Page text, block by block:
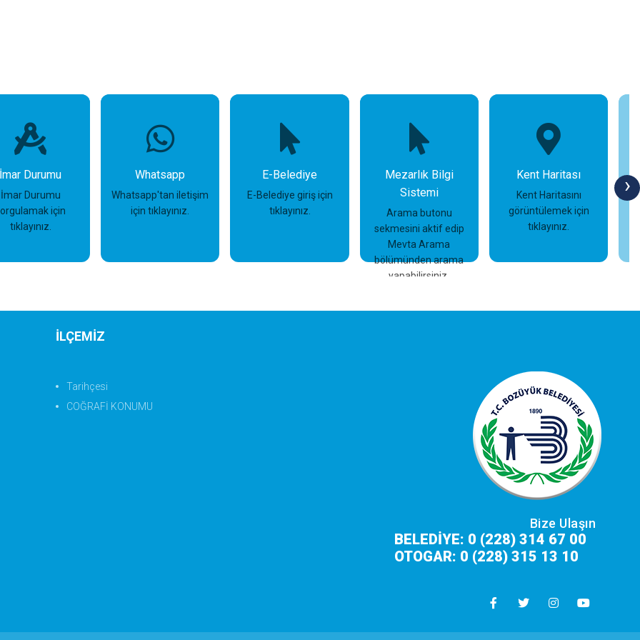
›
İmar Durumu
İmar Durumu
için
tıklayınız.
Whatsapp
Whatsapp'tan iletişim
için tıklayınız.
E-Belediye
E-Belediye giriş için
tıklayınız.
Mezarlık Bilgi
Sistemi
Arama butonu
sekmesini aktif edip
Mevta Arama
bölümünden arama
yapabilirsiniz.
İncele
Kent Haritası
Kent Haritasını
görüntülemek için
tıklayınız.
İLÇEMİZ
Tarihçesi
COĞRAFİ KONUMU
Bize Ulaşın
BELEDİYE: 0 (228) 314 67 00
OTOGAR: 0 (228) 315 13 10